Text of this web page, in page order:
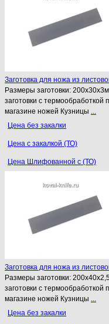
Заготовка для ножа из
Размеры заготовки:
заготовки с термообработкой
магазине ножей Кузницы ...
Цена без закалки
Цена с закалкой (ТО)
Цена Шлифованной с (ТО)
Заготовка для ножа из
Размеры заготовки:
заготовки с термообработкой
магазине ножей Кузницы ...
Цена без закалки